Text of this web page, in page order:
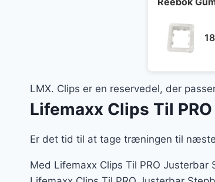
18
LMX. Clips er en reservedel, der
Lifemaxx Clips Til
Er det tid til at tage træningen til
Med Lifemaxx Clips Til PRO